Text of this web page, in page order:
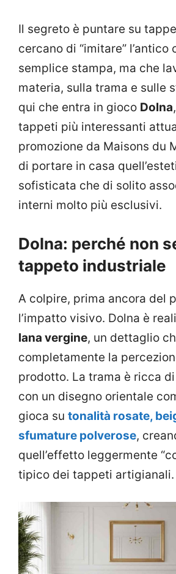
Il segreto è puntare su
cercano di “imitare” l’antico
semplice stampa, ma che
materia, sulla trama e sulle
qui che entra in gioco Dolna
tappeti più interessanti
promozione da Maisons du
di portare in casa
sofisticata che di solito
interni molto più esclusivi.
Dolna: perché non
tappeto industriale
A colpire, prima ancora del
l’impatto visivo. Dolna è
lana vergine, un dettaglio
completamente la
prodotto. La trama è ricca
con un disegno orientale
gioca su tonalità rosate,
sfumature polverose,
quell’effetto leggermente
tipico dei tappeti artigianali.